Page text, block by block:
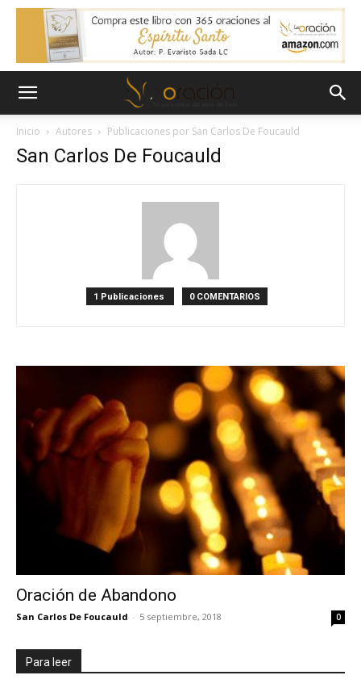
Inicio Autores Publicaciones por San Carlos De Foucauld
San Carlos De Foucauld
1 Publicaciones 0 COMENTARIOS
Oración de Abandono
San Carlos De Foucauld - 5 septiembre, 2018 0
Para leer